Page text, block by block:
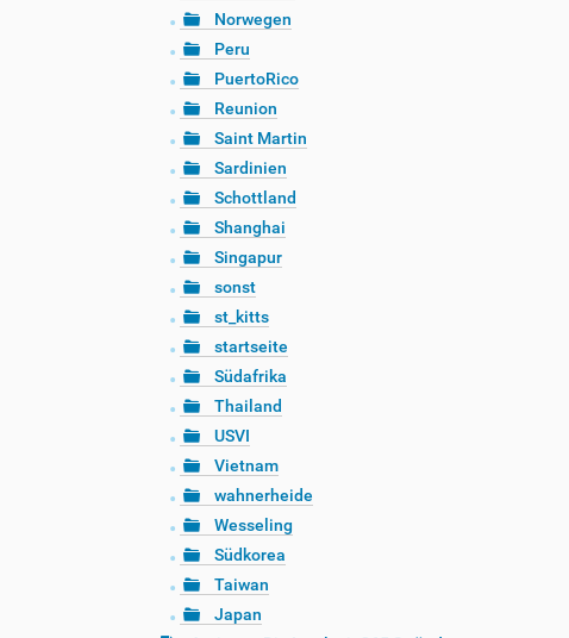
Norwegen
Peru
PuertoRico
Reunion
Saint Martin
Sardinien
Schottland
Shanghai
Singapur
sonst
st_kitts
startseite
Südafrika
Thailand
USVI
Vietnam
wahnerheide
Wesseling
Südkorea
Taiwan
Japan